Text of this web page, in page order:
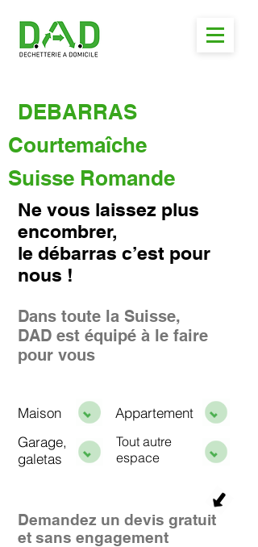
DEBARRAS
Courtemaîche
Suisse Romande
Ne vous laissez plus
encombrer,
le débarras c’est pour
nous !
Dans toute la Suisse,
DAD est équipé à le faire
pour vous
Maison
Appartement
Garage,
galetas
Tout autre
espace
Demandez un devis gratuit
et sans engagement